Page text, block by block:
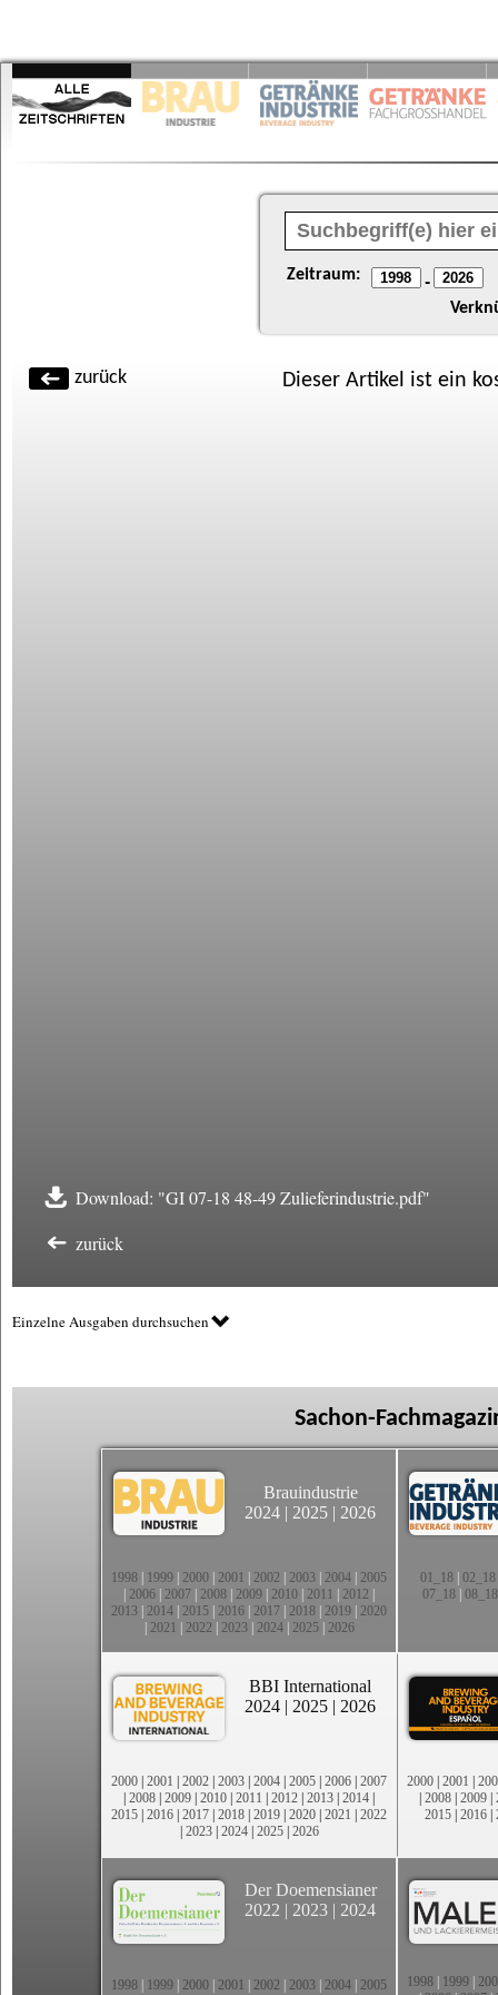
Zeitraum: -
zurück Dieser Artikel ist ein
Download: "GI 07-18 48-49 Zulieferindustrie.pdf"
zurück
Einzelne Ausgaben durchsuchen
Sachon-
Brauindustrie
2024 | 2025 | 2026
1998 1999 2000 2001 2002 2003 2004 2005
2006 2007 2008 2009 2010 2011 2012
2013 2014 2015 2016 2017 2018 2019 2020
2021 2022 2023| 2024| 2025| 2026
01_18| 02_18
07_18 08_18
BBI International
2024 | 2025 | 2026
2000 | 2001 | 2002 | 2003 | 2004 | 2005 | 2006 | 2007
| 2008 | 2009 | 2010 | 2011 | 2012 | 2013 | 2014 |
2015 | 2016 | 2017 | 2018 | 2019 | 2020 | 2021 | 2022
| 2023| 2024| 2025| 2026
2000 | 2001 |
| 2008 | 2009 |
2015 | 2016 |
Der Doemensianer
2022 | 2023 | 2024
1998 1999 2000 2001 2002 2003 2004 2005
1998 1999